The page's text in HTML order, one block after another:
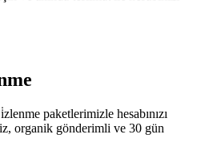
paketlerimizle hesabınızı
organik gönderimli ve 30 gün